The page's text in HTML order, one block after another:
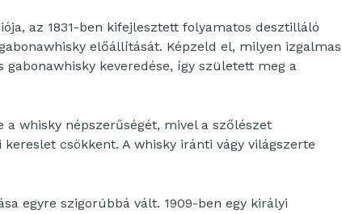
az 1831-ben kifejlesztett folyamatos desztilláló
előállítását. Képzeld el, milyen izgalmas
keveredése, így született meg a
whisky népszerűségét, mivel a szőlészet
csökkent. A whisky iránti vágy világszerte
egyre szigorúbbá vált. 1909-ben egy királyi